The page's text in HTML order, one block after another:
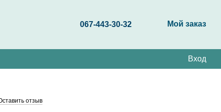
067-443-30-32 Мой заказ
Вход
отзыв